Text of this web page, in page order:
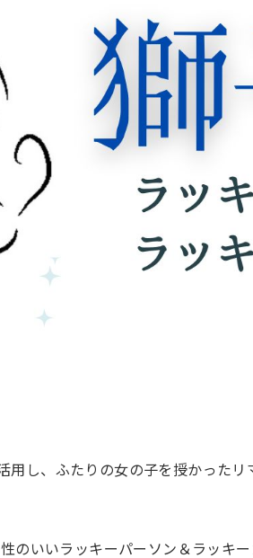
用し、ふたりの女の子を授かった
のいいラッキーパーソン＆ラッキー